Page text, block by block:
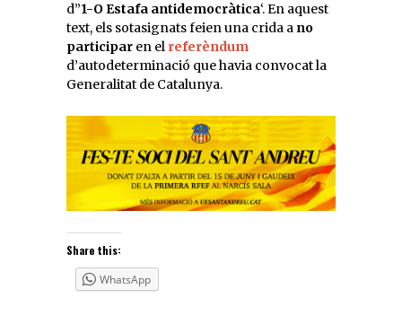
d”1-O Estafa antidemocràtica‘. En aquest
text, els sotasignats feien una crida a no
participar en el referèndum
d’autodeterminació que havia convocat la
Generalitat de Catalunya.
Share this:
WhatsApp